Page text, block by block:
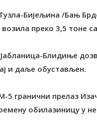
Бијељина /Бањ
возила преко 3,5 тоне
Блидиње
и даље обустављен.
5 гранични прелаз
обилазиницу у